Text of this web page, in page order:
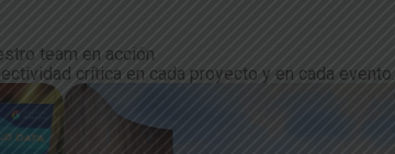
team en acción
crítica en cada proyecto y en cada evento.